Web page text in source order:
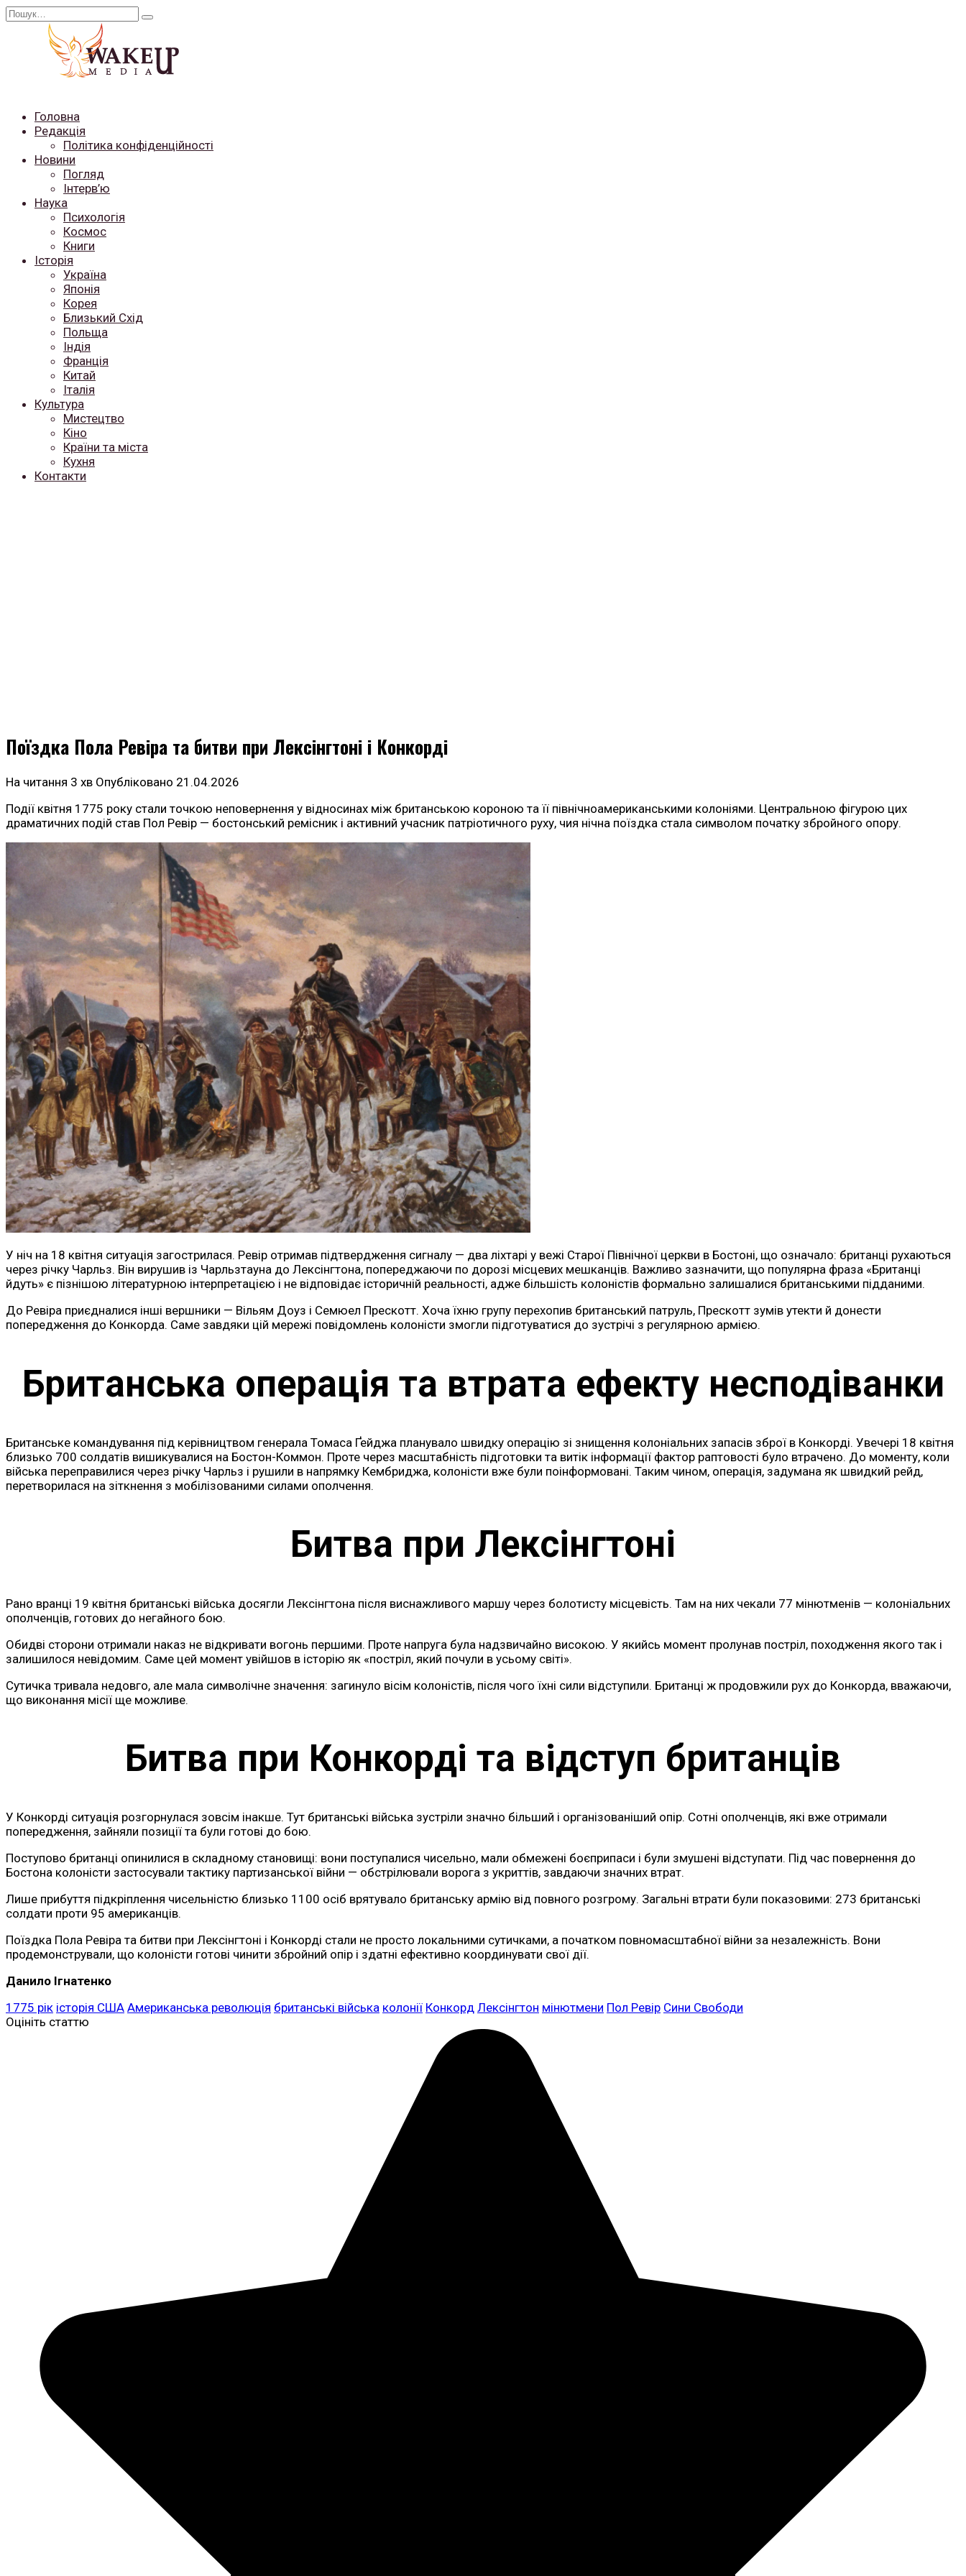
Перейти
Search
Головна
Редакція
Політика конфіденційності
Новини
Погляд
Інтерв’ю
Наука
Психологія
Космос
Книги
Історія
Україна
Японія
Корея
Близький Схід
Польща
Індія
Франція
Китай
Італія
Культура
Мистецтво
Кіно
Країни та міста
Кухня
Контакти
Поїздка Пола Ревіра та битви при Лексінгтоні і Конкорді
На читання 3 хв Опубліковано 21.04.2026
Події квітня 1775 року стали точкою неповернення у відносинах між британською короною та її північноамериканськими колоніями. Центральною фігурою цих
драматичних подій став Пол Ревір — бостонський ремісник і активний учасник патріотичного руху, чия нічна поїздка стала символом початку збройного опору.
У ніч на 18 квітня ситуація загострилася. Ревір отримав підтвердження сигналу — два ліхтарі у вежі Старої Північної церкви в Бостоні, що означало: британці рухаються
через річку Чарльз. Він вирушив із Чарльзтауна до Лексінгтона, попереджаючи по дорозі місцевих мешканців. Важливо зазначити, що популярна фраза «Британці
йдуть» є пізнішою літературною інтерпретацією і не відповідає історичній реальності, адже більшість колоністів формально залишалися британськими підданими.
До Ревіра приєдналися інші вершники — Вільям Доуз і Семюел Прескотт. Хоча їхню групу перехопив британський патруль, Прескотт зумів утекти й донести
попередження до Конкорда. Саме завдяки цій мережі повідомлень колоністи змогли підготуватися до зустрічі з регулярною армією.
Британська операція та втрата ефекту несподіванки
Британське командування під керівництвом генерала Томаса Ґейджа планувало швидку операцію зі знищення колоніальних запасів зброї в Конкорді. Увечері 18 квітня
близько 700 солдатів вишикувалися на Бостон-Коммон. Проте через масштабність підготовки та витік інформації фактор раптовості було втрачено. До моменту, коли
війська переправилися через річку Чарльз і рушили в напрямку Кембриджа, колоністи вже були поінформовані. Таким чином, операція, задумана як швидкий рейд,
перетворилася на зіткнення з мобілізованими силами ополчення.
Битва при Лексінгтоні
Рано вранці 19 квітня британські війська досягли Лексінгтона після виснажливого маршу через болотисту місцевість. Там на них чекали 77 мінютменів — колоніальних
ополченців, готових до негайного бою.
Обидві сторони отримали наказ не відкривати вогонь першими. Проте напруга була надзвичайно високою. У якийсь момент пролунав постріл, походження якого так і
залишилося невідомим. Саме цей момент увійшов в історію як «постріл, який почули в усьому світі».
Сутичка тривала недовго, але мала символічне значення: загинуло вісім колоністів, після чого їхні сили відступили. Британці ж продовжили рух до Конкорда, вважаючи,
що виконання місії ще можливе.
Битва при Конкорді та відступ британців
У Конкорді ситуація розгорнулася зовсім інакше. Тут британські війська зустріли значно більший і організованіший опір. Сотні ополченців, які вже отримали
попередження, зайняли позиції та були готові до бою.
Поступово британці опинилися в складному становищі: вони поступалися чисельно, мали обмежені боєприпаси і були змушені відступати. Під час повернення до
Бостона колоністи застосували тактику партизанської війни — обстрілювали ворога з укриттів, завдаючи значних втрат.
Лише прибуття підкріплення чисельністю близько 1100 осіб врятувало британську армію від повного розгрому. Загальні втрати були показовими: 273 британські
солдати проти 95 американців.
Поїздка Пола Ревіра та битви при Лексінгтоні і Конкорді стали не просто локальними сутичками, а початком повномасштабної війни за незалежність. Вони
продемонстрували, що колоністи готові чинити збройний опір і здатні ефективно координувати свої дії.
Данило Ігнатенко
1775 рік історія США Американська революція британські війська колонії Конкорд Лексінгтон мінютмени Пол Ревір Сини Свободи
Оцініть статтю